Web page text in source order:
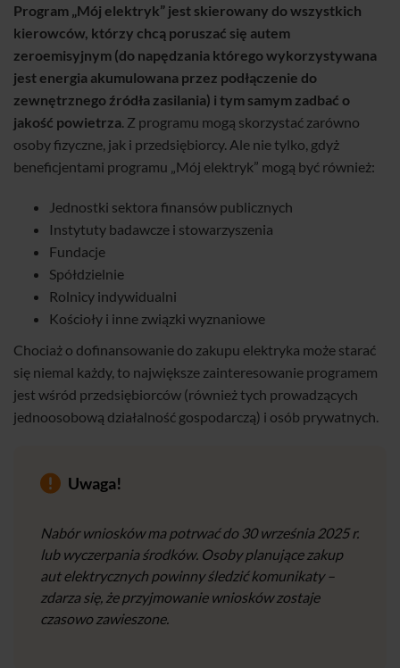
Program „Mój elektryk” jest skierowany do wszystkich
kierowców, którzy chcą poruszać się autem
zeroemisyjnym (do napędzania którego wykorzystywana
jest energia akumulowana przez podłączenie do
zewnętrznego źródła zasilania) i tym samym zadbać o
jakość powietrza. Z programu mogą skorzystać zarówno
osoby fizyczne, jak i przedsiębiorcy. Ale nie tylko, gdyż
beneficjentami programu „Mój elektryk” mogą być również:
Jednostki sektora finansów publicznych
Instytuty badawcze i stowarzyszenia
Fundacje
Spółdzielnie
Rolnicy indywidualni
Kościoły i inne związki wyznaniowe
Chociaż o dofinansowanie do zakupu elektryka może starać
się niemal każdy, to największe zainteresowanie programem
jest wśród przedsiębiorców (również tych prowadzących
jednoosobową działalność gospodarczą) i osób prywatnych.
Uwaga!
Nabór wniosków ma potrwać do 30 września 2025 r.
lub wyczerpania środków. Osoby planujące zakup
aut elektrycznych powinny śledzić komunikaty –
zdarza się, że przyjmowanie wniosków zostaje
czasowo zawieszone.